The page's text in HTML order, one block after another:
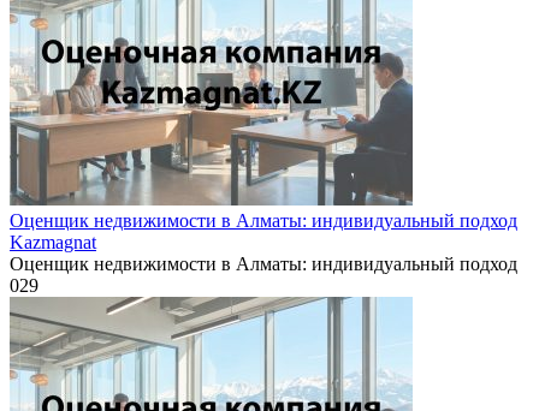
Оценщик недвижимости в Алматы: индивидуальный подход
Kazmagnat
Оценщик недвижимости в Алматы: индивидуальный подход
029